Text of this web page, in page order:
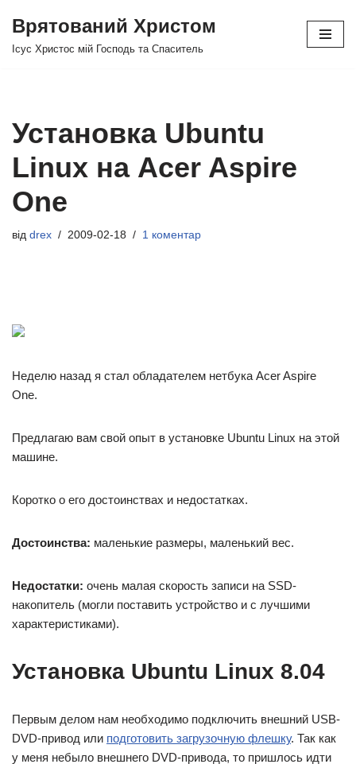
Перейти
Врятований Христом
Ісус Христос мій Господь та Спаситель
Установка Ubuntu
Linux на Acer Aspire
One
від drex 2009-02-18 1 коментар
Неделю назад я стал обладателем нетбука Acer Aspire
One.
Предлагаю вам свой опыт в установке Ubuntu Linux на этой
машине.
Коротко о его достоинствах и недостатках.
Достоинства: маленькие размеры, маленький вес.
Недостатки: очень малая скорость записи на SSD-
накопитель (могли поставить устройство и с лучшими
характеристиками).
Установка Ubuntu Linux 8.04
Первым делом нам необходимо подключить внешний USB-
DVD-привод или подготовить загрузочную флешку. Так как
у меня небыло внешнего DVD-привода, то пришлось идти